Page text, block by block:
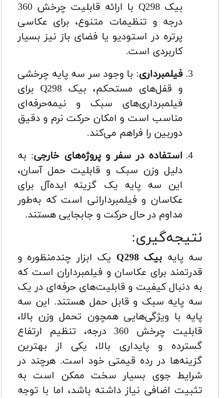
بیک Q298 با ارائه قابلیت چرخش 360
درجه و تنظیمات متنوع، برای عکاسی
پرتره در استودیو یا فضای باز نیز بسیار
کاربردی است.
فیلمبرداری: با وجود سر سه پایه چرخشی
و قفل‌های مستحکم، بیک Q298 برای
فیلمبرداری‌های سبک و نیمه‌حرفه‌ای
مناسب است و امکان حرکت نرم و دقیق
دوربین را فراهم می‌کند.
استفاده در سفر و پروژه‌های خارجی: به
دلیل وزن سبک و قابلیت حمل آسان،
این سه پایه یک گزینه ایده‌آل برای
عکاسان و فیلمبردارانی است که به‌طور
مداوم در حال حرکت و جابجایی هستند.
نتیجه‌گیری:
سه پایه بیک Q298
یک ابزار چندمنظوره و
قدرتمند برای عکاسان و فیلمبرداران است که
به دنبال کیفیت و قابلیت‌های حرفه‌ای در یک
سه پایه سبک و قابل حمل هستند. این سه
پایه با ویژگی‌هایی همچون تحمل وزن بالا،
قابلیت چرخش 360 درجه، تنظیم ارتفاع
گسترده و پایداری بالا، یکی از بهترین
گزینه‌ها در رده قیمتی خود است. هرچند در
شرایط جوی بسیار سخت ممکن است به
تثبیت اضافی نیاز داشته باشد، اما با توجه